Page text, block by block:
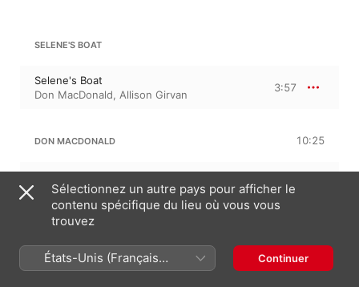
SELENE'S BOAT
Selene's Boat
Don MacDonald, Allison Girvan
3:57
DON MACDONALD 10:25
Don MacDonald,Allison Girvan
3:54
Winter Sun
When the Earth Stands Still
3:09
Sélectionnez un autre pays pour afficher le
contenu spécifique du lieu où vous vous
trouvez
États-Unis (Français
France)
Continuer